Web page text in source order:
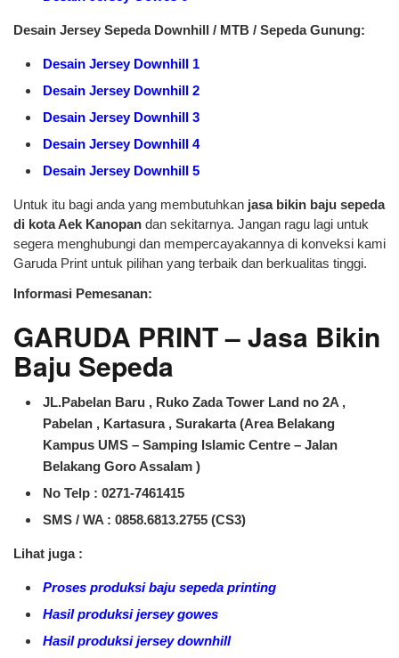
Desain Jersey Sepeda Downhill / MTB / Sepeda Gunung:
Desain Jersey Downhill 1
Desain Jersey Downhill 2
Desain Jersey Downhill 3
Desain Jersey Downhill 4
Desain Jersey Downhill 5
Untuk itu bagi anda yang membutuhkan jasa bikin baju sepeda
di kota Aek Kanopan dan sekitarnya. Jangan ragu lagi untuk
segera menghubungi dan mempercayakannya di konveksi kami
Garuda Print untuk pilihan yang terbaik dan berkualitas tinggi.
Informasi Pemesanan:
GARUDA PRINT – Jasa Bikin
Baju Sepeda
JL.Pabelan Baru , Ruko Zada Tower Land no 2A ,
Pabelan , Kartasura , Surakarta (Area Belakang
Kampus UMS – Samping Islamic Centre – Jalan
Belakang Goro Assalam )
No Telp : 0271-7461415
SMS / WA : 0858.6813.2755 (CS3)
Lihat juga :
Proses produksi baju sepeda printing
Hasil produksi jersey gowes
Hasil produksi jersey downhill